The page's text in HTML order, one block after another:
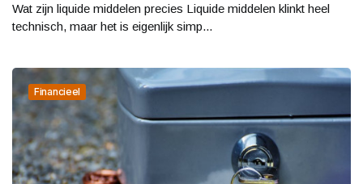
Wat zijn liquide middelen precies Liquide middelen klinkt heel
technisch, maar het is eigenlijk simp...
Financieel